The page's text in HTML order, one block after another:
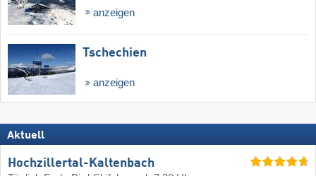
anzeigen
Tschechien
anzeigen
Aktuell
Hochzillertal-Kaltenbach